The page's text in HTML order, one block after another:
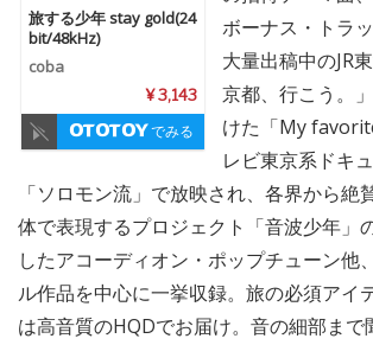
旅する少年 stay gold(24
bit/48kHz)
coba
¥ 3,143
でみる
ボーナス・トラ
大量出稿中のJR
京都、行こう。
けた「My
レビ東京系ドキ
「ソロモン流」で放映され、各界から絶
体で表現するプロジェクト「音波少年」
したアコーディオン・ポップチューン他
ル作品を中心に一挙収録。旅の必須アイ
は高音質のHQDでお届け。音の細部まで